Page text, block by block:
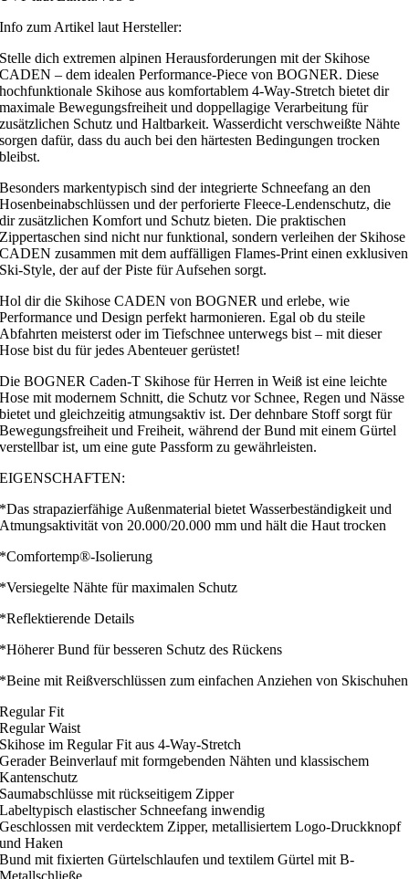
Info zum Artikel laut Hersteller:
Stelle dich extremen alpinen Herausforderungen mit der Skihose
CADEN – dem idealen Performance-Piece von BOGNER. Diese
hochfunktionale Skihose aus komfortablem 4-Way-Stretch bietet dir
maximale Bewegungsfreiheit und doppellagige Verarbeitung für
zusätzlichen Schutz und Haltbarkeit. Wasserdicht verschweißte Nähte
sorgen dafür, dass du auch bei den härtesten Bedingungen trocken
bleibst.
Besonders markentypisch sind der integrierte Schneefang an den
Hosenbeinabschlüssen und der perforierte Fleece-Lendenschutz, die
dir zusätzlichen Komfort und Schutz bieten. Die praktischen
Zippertaschen sind nicht nur funktional, sondern verleihen der Skihose
CADEN zusammen mit dem auffälligen Flames-Print einen exklusiven
Ski-Style, der auf der Piste für Aufsehen sorgt.
Hol dir die Skihose CADEN von BOGNER und erlebe, wie
Performance und Design perfekt harmonieren. Egal ob du steile
Abfahrten meisterst oder im Tiefschnee unterwegs bist – mit dieser
Hose bist du für jedes Abenteuer gerüstet!
Die BOGNER Caden-T Skihose für Herren in Weiß ist eine leichte
Hose mit modernem Schnitt, die Schutz vor Schnee, Regen und Nässe
bietet und gleichzeitig atmungsaktiv ist. Der dehnbare Stoff sorgt für
Bewegungsfreiheit und Freiheit, während der Bund mit einem Gürtel
verstellbar ist, um eine gute Passform zu gewährleisten.
EIGENSCHAFTEN:
*Das strapazierfähige Außenmaterial bietet Wasserbeständigkeit und
Atmungsaktivität von 20.000/20.000 mm und hält die Haut trocken
*Comfortemp®-Isolierung
*Versiegelte Nähte für maximalen Schutz
*Reflektierende Details
*Höherer Bund für besseren Schutz des Rückens
*Beine mit Reißverschlüssen zum einfachen Anziehen von Skischuhen
Regular Fit
Regular Waist
Skihose im Regular Fit aus 4-Way-Stretch
Gerader Beinverlauf mit formgebenden Nähten und klassischem
Kantenschutz
Saumabschlüsse mit rückseitigem Zipper
Labeltypisch elastischer Schneefang inwendig
Geschlossen mit verdecktem Zipper, metallisiertem Logo-Druckknopf
und Haken
Bund mit fixierten Gürtelschlaufen und textilem Gürtel mit B-
Metallschließe